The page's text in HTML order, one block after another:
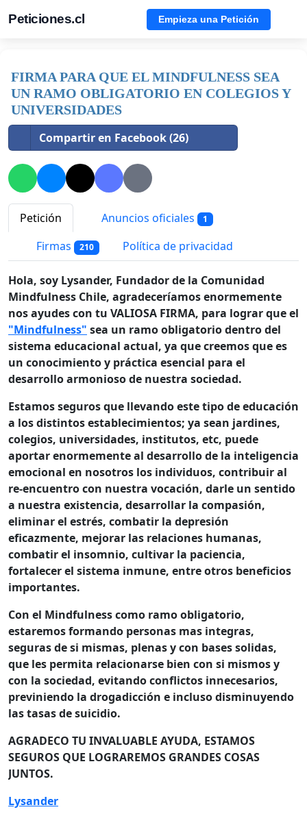
Peticiones.cl Empieza una Petición
FIRMA PARA QUE EL MINDFULNESS SEA
UN RAMO OBLIGATORIO EN COLEGIOS Y
UNIVERSIDADES
Compartir en Facebook (26)
Petición Anuncios oficiales 1
Firmas 210 Política de privacidad
Hola, soy Lysander, Fundador de la Comunidad
Mindfulness Chile, agradeceríamos enormemente
nos ayudes con tu VALIOSA FIRMA, para lograr que el
"Mindfulness" sea un ramo obligatorio dentro del
sistema educacional actual, ya que creemos que es
un conocimiento y práctica esencial para el
desarrollo armonioso de nuestra sociedad.
Estamos seguros que llevando este tipo de educación
a los distintos establecimientos; ya sean jardines,
colegios, universidades, institutos, etc, puede
aportar enormemente al desarrollo de la inteligencia
emocional en nosotros los individuos, contribuir al
re-encuentro con nuestra vocación, darle un sentido
a nuestra existencia, desarrollar la compasión,
eliminar el estrés, combatir la depresión
eficazmente, mejorar las relaciones humanas,
combatir el insomnio, cultivar la paciencia,
fortalecer el sistema inmune, entre otros beneficios
importantes.
Con el Mindfulness como ramo obligatorio,
estaremos formando personas mas integras,
seguras de si mismas, plenas y con bases solidas,
que les permita relacionarse bien con si mismos y
con la sociedad, evitando conflictos innecesarios,
previniendo la drogadicción e incluso disminuyendo
las tasas de suicidio.
AGRADECO TU INVALUABLE AYUDA, ESTAMOS
SEGUROS QUE LOGRAREMOS GRANDES COSAS
JUNTOS.
Lysander